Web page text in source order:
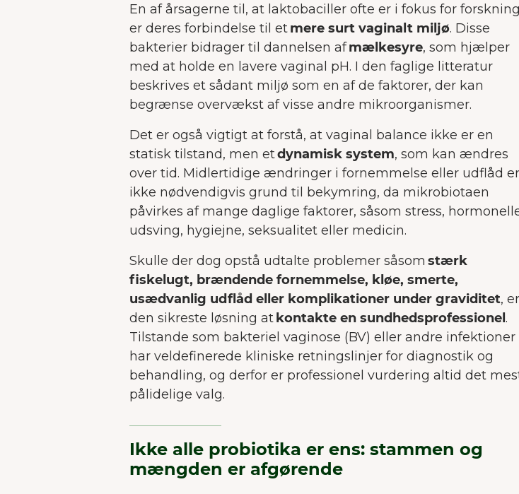
En af årsagerne til, at laktobaciller ofte er i fokus for
er deres forbindelse til etmere surt vaginalt miljø. Disse
bakterier bidrager til dannelsen afmælkesyre, som hjælper
med at holde en lavere vaginal pH. I den faglige litteratur
beskrives et sådant miljø som en af de faktorer, der kan
begrænse overvækst af visse andre mikroorganismer.
Det er også vigtigt at forstå, at vaginal balance ikke er en
statisk tilstand, men etdynamisk system, som kan ændres
over tid. Midlertidige ændringer i fornemmelse eller udflåd er
ikke nødvendigvis grund til bekymring, da mikrobiotaen
påvirkes af mange daglige faktorer, såsom stress,
udsving, hygiejne, seksualitet eller medicin.
Skulle der dog opstå udtalte problemer såsomstærk
fiskelugt, brændende fornemmelse, kløe, smerte,
usædvanlig udflåd eller komplikationer under graviditet, er
den sikreste løsning atkontakte en sundhedsprofessionel.
Tilstande som bakteriel vaginose (BV) eller andre infektioner
har veldefinerede kliniske retningslinjer for diagnostik og
behandling, og derfor er professionel vurdering altid det
pålidelige valg.
Ikke alle probiotika er ens: stammen og
mængden er afgørende